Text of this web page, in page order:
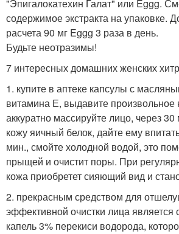
"Эпигалокатехин Галат" или Eggg.
содержимое экстракта на упаковке.
расчета 90 мг Eggg 3 раза в день.
Будьте неотразимы!
7 интересных домашних женских
1. купите в аптеке капсулы с
витамина Е, выдавите произвольное
аккуратно массируйте лицо, через
кожу яичный белок, дайте ему
мин., смойте холодной водой, это
прыщей и очистит поры. При
кожа приобретет сияющий вид и
2. прекрасным средством для
эффективной очистки лица является
капель 3% перекиси водорода,